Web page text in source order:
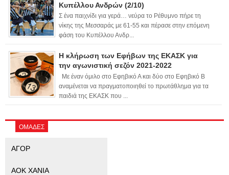
Κυπέλλου Ανδρών (2/10)
Σ ένα παιχνίδι για γερά… νεύρα το Ρέθυμνο πήρε τη
νίκης της Μεσσαράς με 61-55 και πέρασε στην επόμενη
φάση του Κυπέλλου Ανδρ...
Η κλήρωση των Εφήβων της ΕΚΑΣΚ για
την αγωνιστική σεζόν 2021-2022
Με έναν όμιλο στο Εφηβικό Α και δύο στο Εφηβικό Β
αναμένεται να πραγματοποιηθεί το πρωτάθλημα για τα
παιδιά της ΕΚΑΣΚ που ...
ΟΜΑΔΕΣ
ΑΓΟΡ
ΑΟΚ ΧΑΝΙΑ